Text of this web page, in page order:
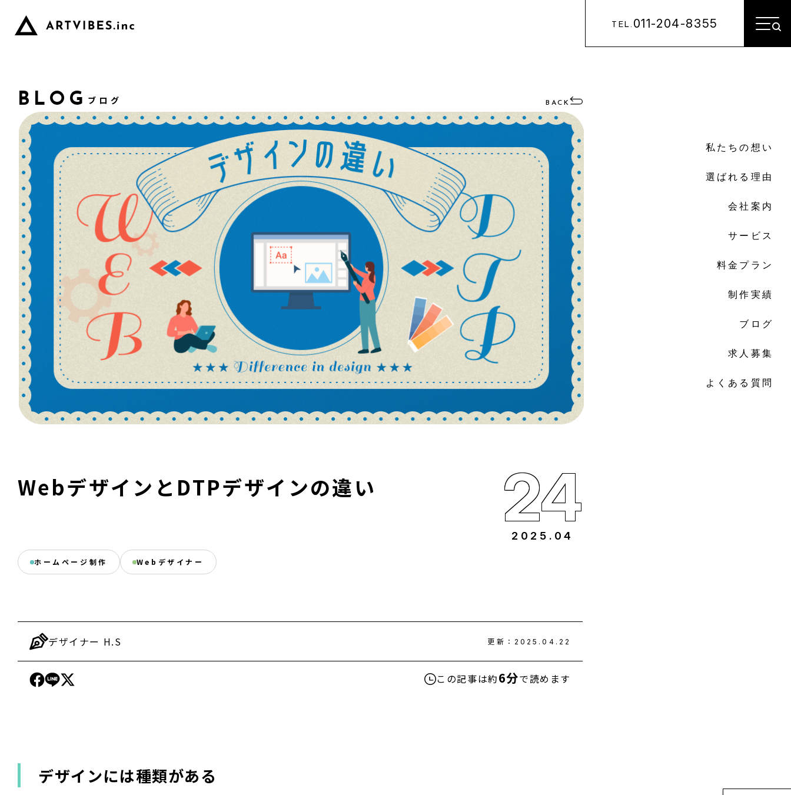
TEL. 011-204-8355
私たちの想い
選ばれる理由
会社案内
サービス
料金プラン
制作実績
ブログ
求人募集
よくある質問
BLOG ブログ BACK
WebデザインとDTPデザインの違い 24
2025 . 04
ホームページ制作 Webデザイナー
デザイナー H.S 更新： 2025.04.22
この記事は約6分で読めます
デザインには種類がある